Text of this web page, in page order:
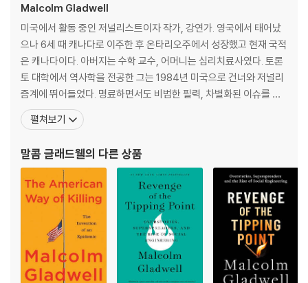
us something about the way we relate to each other that isn't
true?
While tackling these questions, Malcolm Gladwell was not sol
ely writing a book for the page. He was also producing for the
ear. In the audiobook version of Talking to Strangers, you'll he
ar the voices of people he interviewed--scientists, criminolog
ists, military psychologists. Court transcripts are brought to lif
t of Sandra Bland by the side of the road in Texas. As Gladwell
revisits the deceptions of Bernie Madoff, the trial of Amanda
Knox, and the suicide of Sylvia Plath, you hear directly from m
any of the players in these real-life tragedies. There's even a
theme song - Janelle Monae's "Hell You Talmbout."
Something is very wrong, Gladwell argues, with the tools and
strategies we use to make sense of people we don't know. A
Malcolm Gladwell
미국에서 활동 중인 저널리스트이자 작가, 강연가. 영국에서 태어났
으나 6세 때 캐나다로 이주한 후 온타리오주에서 성장했고 현재 국적
은 캐나다이다. 아버지는 수학 교수, 어머니는 심리치료사였다. 토론
토 대학에서 역사학을 전공한 그는 1984년 미국으로 건너와 저널리
즘계에 뛰어들었다. 명료하면서도 비범한 필력, 차별화된 이슈를 고
르는 탁월한 감각으로 《워싱턴 포스트》에 입성한 후 1996년에는 ‘문
학적 저널리즘의 최고봉’이라 할 수 있는 《더 뉴요커》로 자리를 옮겨
양한 패턴과 행동 양식, 심리적 아이디어로 가득 찬
펼쳐보기
말콤 글래드웰의 다른 상품